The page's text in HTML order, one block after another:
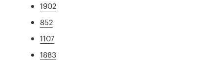
1902
852
1107
1883